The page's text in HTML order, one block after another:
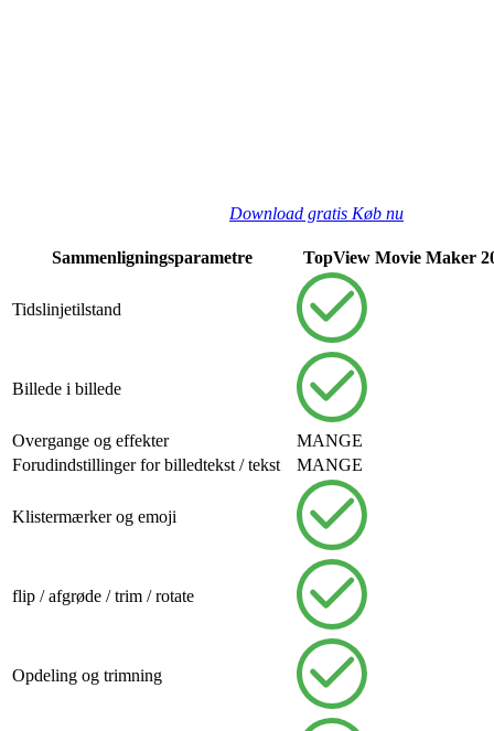
Download gratis Køb nu
Sammenligningsparametre TopView Movie Maker
Tidslinjetilstand
Billede i billede
Overgange og effekter
MANGE
Forudindstillinger for billedtekst / tekst
MANGE
Klistermærker og emoji
flip / afgrøde / trim / rotate
Opdeling og trimning